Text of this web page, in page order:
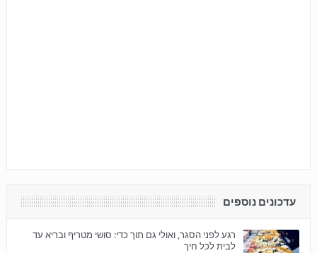
עדכונים נוספים
רגע לפני הסגר, ואולי גם תוך כדי: סושי מטריף ובריא עד
לבית לכל חיך